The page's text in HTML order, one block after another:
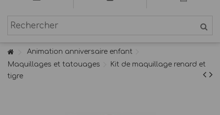
Animation anniversaire enfant
Maquillages et tatouages
Kit de maquillage renard et
tigre